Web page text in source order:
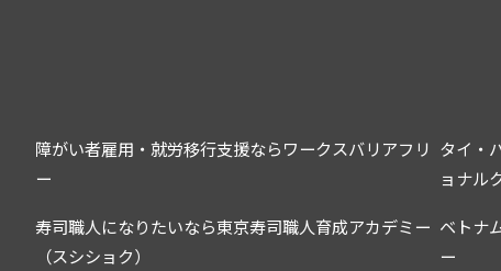
障がい者雇用・就労移行支援ならワークスバリアフリ
ー
寿司職人になりたいなら東京寿司職人育成アカデミー
（スシショク）
タイ・
ョナル
ベトナ
ー